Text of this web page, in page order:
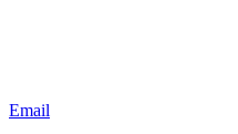
Email